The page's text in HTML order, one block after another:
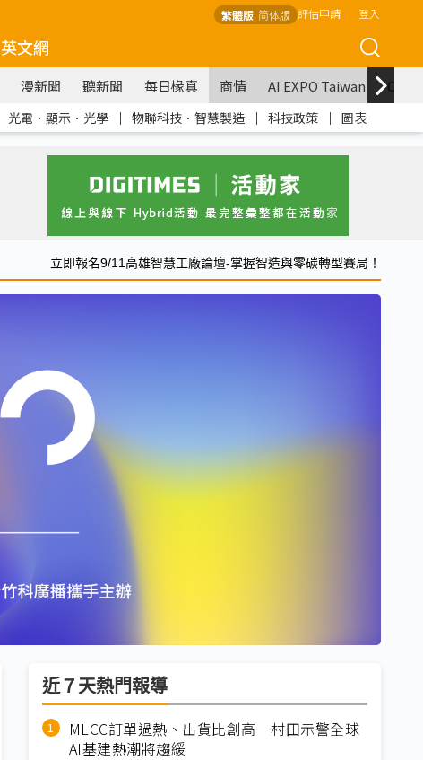
繁體版 简体版 評估申請 登入
英文網
漫新聞 聽新聞 每日椽真 商情 AI EXPO Taiwan
光電．顯示．光學 ｜ 物聯科技．智慧製造 ｜ 科技政策 ｜ 圖表
立即報名9/11高雄智慧工廠論壇-掌握智造與零碳轉型賽局！
近７天熱門報導
MLCC訂單過熱、出貨比創高 村田示警全球
AI基建熱潮將趨緩